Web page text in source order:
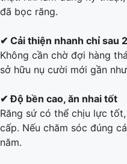
đã bọc răng.
✔ Cải thiện nhanh chỉ sau
Không cần chờ đợi hàng
sở hữu nụ cười mới gần
✔ Độ bền cao, ăn nhai tốt
Răng sứ có thể chịu lực
cấp. Nếu chăm sóc đúng
năm.